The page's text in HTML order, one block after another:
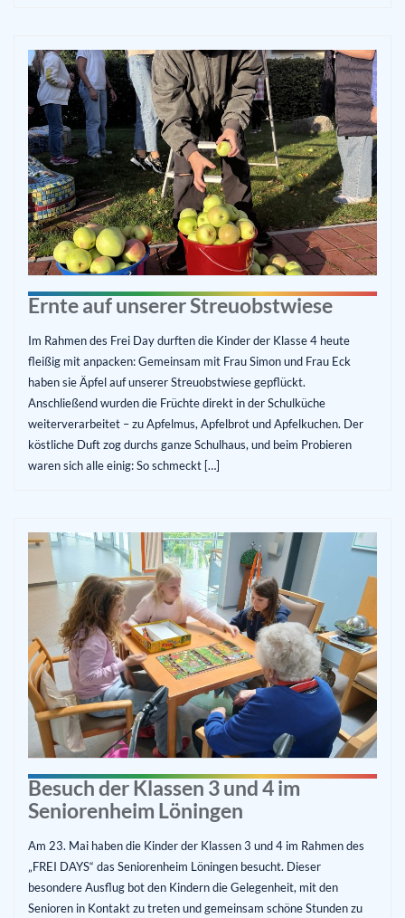
Ernte auf unserer Streuobstwiese
Im Rahmen des Frei Day durften die Kinder der Klasse 4 heute
fleißig mit anpacken: Gemeinsam mit Frau Simon und Frau Eck
haben sie Äpfel auf unserer Streuobstwiese gepflückt.
Anschließend wurden die Früchte direkt in der Schulküche
weiterverarbeitet – zu Apfelmus, Apfelbrot und Apfelkuchen. Der
köstliche Duft zog durchs ganze Schulhaus, und beim Probieren
waren sich alle einig: So schmeckt […]
Besuch der Klassen 3 und 4 im
Seniorenheim Löningen
Am 23. Mai haben die Kinder der Klassen 3 und 4 im Rahmen des
„FREI DAYS“ das Seniorenheim Löningen besucht. Dieser
besondere Ausflug bot den Kindern die Gelegenheit, mit den
Senioren in Kontakt zu treten und gemeinsam schöne Stunden zu